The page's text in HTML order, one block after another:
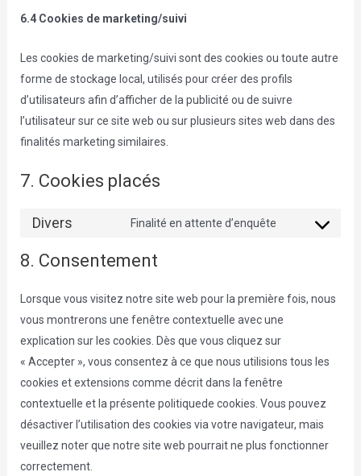
6.4 Cookies de marketing/suivi
Les cookies de marketing/suivi sont des cookies ou toute autre
forme de stockage local, utilisés pour créer des profils
d’utilisateurs afin d’afficher de la publicité ou de suivre
l’utilisateur sur ce site web ou sur plusieurs sites web dans des
finalités marketing similaires.
7. Cookies placés
Divers Finalité en attente d’enquête
Consent
divers
8. Consentement
Lorsque vous visitez notre site web pour la première fois, nous
vous montrerons une fenêtre contextuelle avec une
explication sur les cookies. Dès que vous cliquez sur
« Accepter », vous consentez à ce que nous utilisions tous les
cookies et extensions comme décrit dans la fenêtre
contextuelle et la présente politiquede cookies. Vous pouvez
désactiver l’utilisation des cookies via votre navigateur, mais
veuillez noter que notre site web pourrait ne plus fonctionner
correctement.